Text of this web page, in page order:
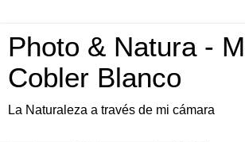
Photo & Natura -
Cobler Blanco
La Naturaleza a través de mi cámara